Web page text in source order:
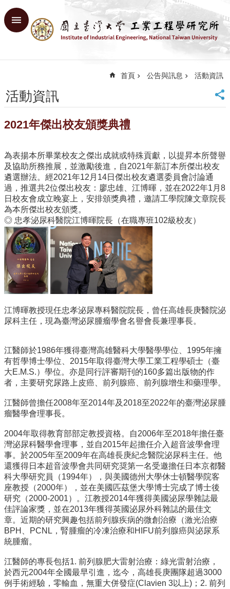
跳到主要內容區塊
進
首
頁
大
網
站
導
覽
English
系
所
簡
介
學
程
介
研
究
系
成
員
入
學
管
道
學
生
專
區
公
與
訊
息
首頁 公告與訊息 活動資訊
活動資訊
2021年傑出校友頒獎典禮
為表揚本所畢業校友之傑出成就或特殊貢獻，以提昇本所聲譽
及協助所務推展，並激勵後進，自2021年新訂本所傑出校友
遴選辦法。經2021年12月14日傑出校友遴選委員會討論通
過，推選共2位傑出校友：廖忠雄、江博暉，並在2022年1月8
日校友會成立晚宴上，安排頒獎典禮，邀請工學院陳文章院長
為本所傑出校友頒獎。
◎ 忠孝泌尿科醫院江博暉院長（在職專班102級校友）
江博暉教授現任忠孝泌尿專科醫院院長，曾任高雄長庚醫院泌
尿科主任，現為臺灣泌尿腫瘤學會名譽會長兼理事長。
江醫師於1986年獲得臺灣高雄醫科大學醫學學位、1995年擁
有哲學博士學位、2015年取得臺灣大學工業工程學碩士（臺
大E.M.S.）學位。亦是同行評審期刊的160多篇出版物的作
者，主要研究尿路上皮癌、前列腺癌、前列腺增生和藥理學。
江醫師曾擔任2008年至2014年及2018至2022年的臺灣泌尿腫
瘤醫學會理事長。
2004年取得教育部部定教授資格。自2006年至2018年擔任臺
灣泌尿科醫學會理事，並自2015年起擔任介入超音波學會理
事。於2005年至2009年在高雄長庚紀念醫院泌尿科主任。他
還獲得日本超音波學會共同研究奨第一名受邀擔任日本京都醫
科大學研究員（1994年），與美國德州大學休士頓醫學院客
座教授（2000年），並在美國匹茲堡大學博士完成了博士後
研究（2000-2001）。江教授2014年獲得美國泌尿學雜誌最
佳評論家獎，並在2013年獲得英國泌尿外科雜誌的最佳文
章。近期的研究興趣包括前列腺疾病的微創治療（激光治療
BPH、PCNL，腎腫瘤的冷凍治療和HIFU前列腺癌與泌尿系
統腫瘤。
江醫師的專長包括1. 前列腺肥大雷射治療：綠光雷射治療，
於西元2004年全國最早引進，迄今，高雄長庚團隊超過3000
例手術經驗，零輸血，無重大併發症(Clavien 3以上)；2. 前列